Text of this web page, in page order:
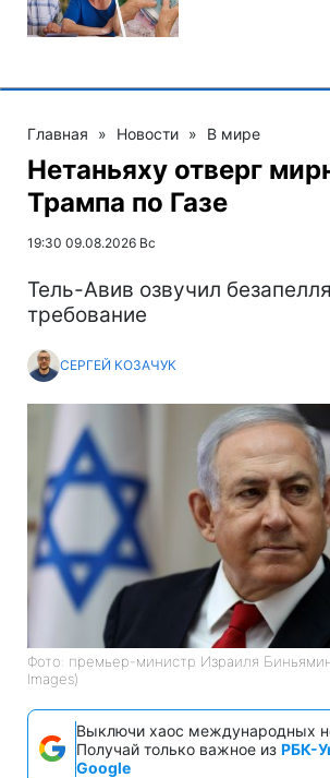
Главная » Новости » В мире
Нетаньяху отверг
Трампа по Газе
19:30 09.08.2026 Вс
Тель-Авив озвучил
требование
СЕРГЕЙ КОЗАЧУК
Фото: премьер-министр Израиля
Images)
Выключи хаос международных
Получай только важное из РБК-
Google